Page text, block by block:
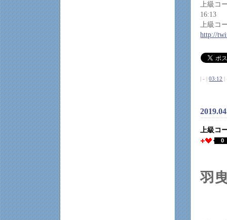
上級コ
16:13
上級コ
http://
| - |03:12 |
上級コ
0
羽